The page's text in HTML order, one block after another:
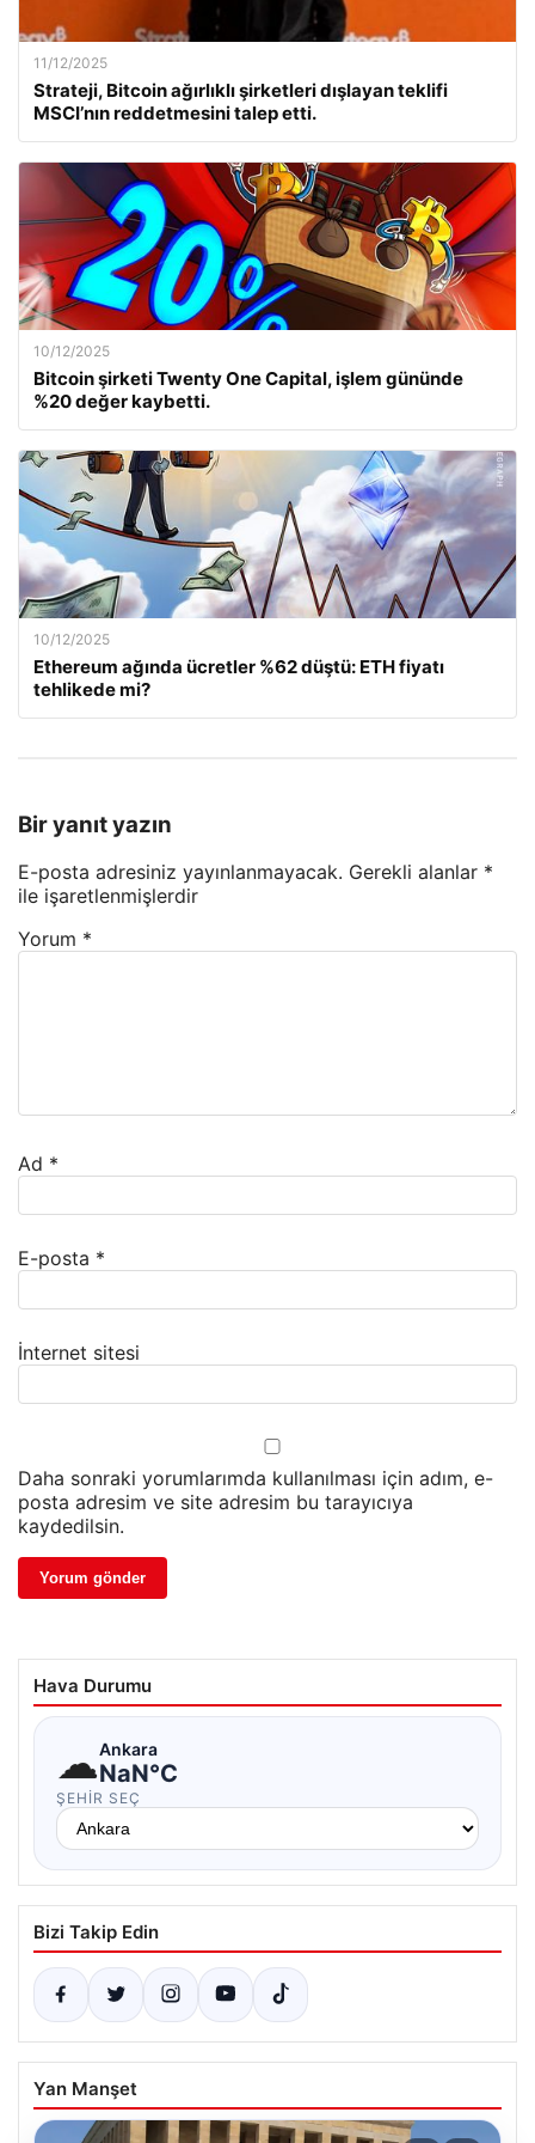
11/12/2025
Strateji, Bitcoin ağırlıklı şirketleri dışlayan teklifi
MSCI’nın reddetmesini talep etti.
10/12/2025
Bitcoin şirketi Twenty One Capital, işlem gününde
%20 değer kaybetti.
10/12/2025
Ethereum ağında ücretler %62 düştü: ETH fiyatı
tehlikede mi?
Bir yanıt yazın
E-posta adresiniz yayınlanmayacak. Gerekli alanlar *
ile işaretlenmişlerdir
Yorum *
Ad *
E-posta *
İnternet sitesi
Daha sonraki yorumlarımda kullanılması için adım, e-
posta adresim ve site adresim bu tarayıcıya
kaydedilsin.
Hava Durumu
☁Ankara
NaN°C
ŞEHIR SEÇ
Bizi Takip Edin
Yan Manşet